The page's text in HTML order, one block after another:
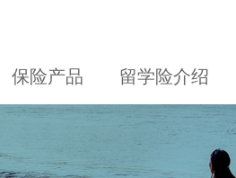
保险产品 留学险介绍